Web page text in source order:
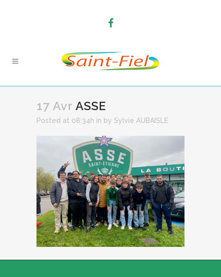
17 Avr ASSE
Posted at 08:34h in by Sylvie AUBAISLE